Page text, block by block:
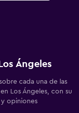
Ángeles
cada una de las
Los Ángeles, con su
opiniones